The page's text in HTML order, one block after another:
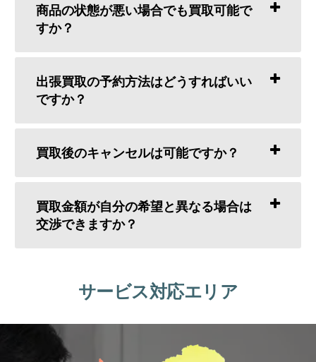
商品の状態が悪い場合でも買取可能で
すか？
出張買取の予約方法はどうすればいい
ですか？
買取後のキャンセルは可能ですか？
買取金額が自分の希望と異なる場合は
交渉できますか？
サービス対応エリア